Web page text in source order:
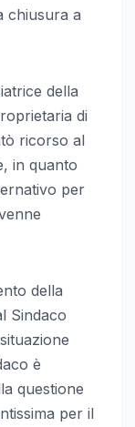
chiusura a
della
di
ricorso al
in quanto
per
della
Sindaco
è
questione
per il